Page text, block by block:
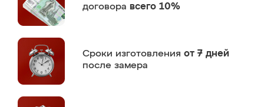
договора всего 10%
Сроки изготовления от 7 дней
после замера